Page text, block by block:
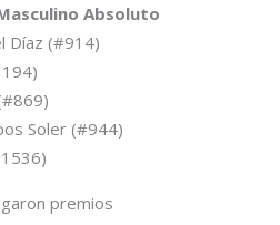
Absoluto
Díaz (#914)
Soler (#944)
premios